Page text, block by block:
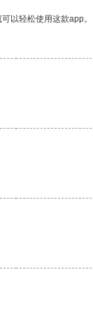
以轻松使用这款app。